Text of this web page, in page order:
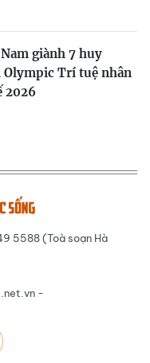
giành 7 huy
Olympic Trí tuệ nhân
2026
5588 (Toà soạn Hà
-